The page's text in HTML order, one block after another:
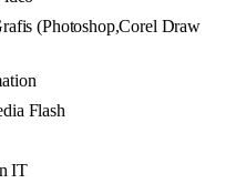
(Photoshop,Corel Draw
Flash
IT